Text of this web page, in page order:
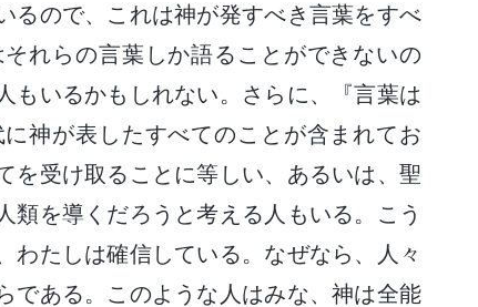
るので、これは神が発すべき言葉をすべ
れらの言葉しか語ることができないの
もいるかもしれない。さらに、『言葉は
神が表したすべてのことが含まれてお
を受け取ることに等しい、あるいは、聖
類を導くだろうと考える人もいる。こう
わたしは確信している。なぜなら、人々
である。このような人はみな、神は全能